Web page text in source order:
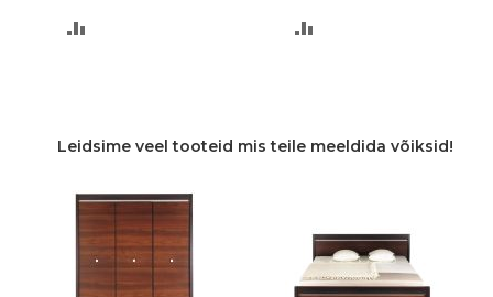
Leidsime veel tooteid mis teile meeldida võiksid!